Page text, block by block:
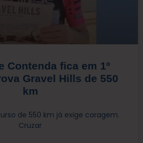
Contenda fica em 1º
Gravel Hills de 550
km
de 550 km já exige coragem.
Cruzar